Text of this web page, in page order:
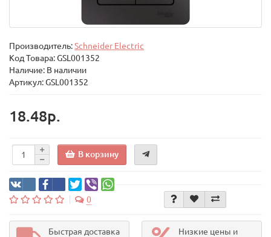
Производитель:Schneider Electric
Код Товара:GSL001352
Наличие: В наличии
Артикул: GSL001352
18.48р.
В корзину
0
Быстрая доставка
Низкие цены и